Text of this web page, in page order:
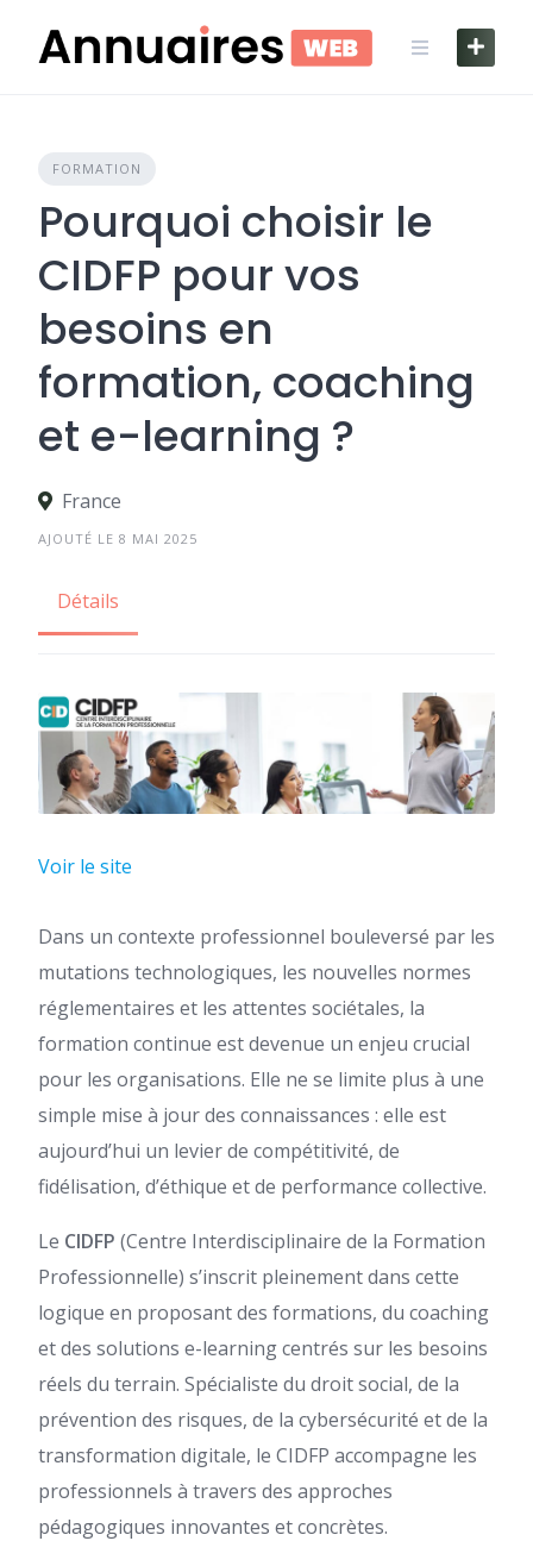
content
FORMATION
Pourquoi choisir le
CIDFP pour vos
besoins en
formation, coaching
et e-learning ?
France
AJOUTÉ LE 8 MAI 2025
Détails
Voir le site
Dans un contexte professionnel bouleversé par les
mutations technologiques, les nouvelles normes
réglementaires et les attentes sociétales, la
formation continue est devenue un enjeu crucial
pour les organisations. Elle ne se limite plus à une
simple mise à jour des connaissances : elle est
aujourd’hui un levier de compétitivité, de
fidélisation, d’éthique et de performance collective.
Le CIDFP (Centre Interdisciplinaire de la Formation
Professionnelle) s’inscrit pleinement dans cette
logique en proposant des formations, du coaching
et des solutions e-learning centrés sur les besoins
réels du terrain. Spécialiste du droit social, de la
prévention des risques, de la cybersécurité et de la
transformation digitale, le CIDFP accompagne les
professionnels à travers des approches
pédagogiques innovantes et concrètes.